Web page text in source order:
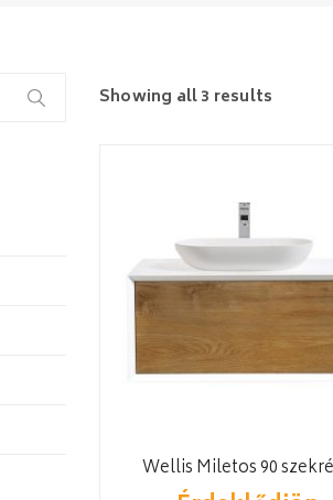
Showing all 3 results
Wellis Miletos 90